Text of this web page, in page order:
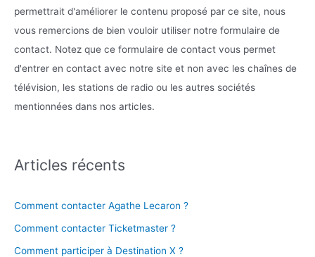
permettrait d'améliorer le contenu proposé par ce site, nous
vous remercions de bien vouloir utiliser notre formulaire de
contact. Notez que ce formulaire de contact vous permet
d'entrer en contact avec notre site et non avec les chaînes de
télévision, les stations de radio ou les autres sociétés
mentionnées dans nos articles.
Articles récents
Comment contacter Agathe Lecaron ?
Comment contacter Ticketmaster ?
Comment participer à Destination X ?